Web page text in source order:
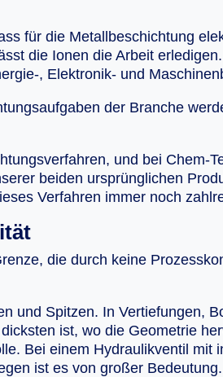
für die Metallbeschichtung
die Ionen die Arbeit
, Elektronik- und
der Branche
und bei Chem-
beiden ursprünglichen
Verfahren immer noch
die durch keine
und Spitzen. In Vertiefungen,
ist, wo die Geometrie
Bei einem Hydraulikventil
ist es von großer